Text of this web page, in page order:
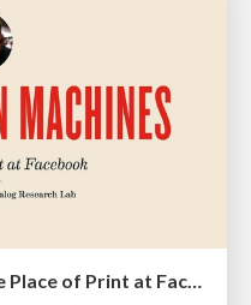
Imperfection Machines: The Place of Print at Facebook